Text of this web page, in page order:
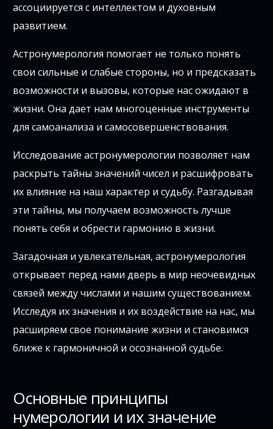
ассоциируется с интеллектом и духовным
развитием.
Астронумерология помогает не только понять
свои сильные и слабые стороны, но и предсказать
возможности и вызовы, которые нас ожидают в
жизни. Она дает нам многоценные инструменты
для самоанализа и самосовершенствования.
Исследование астронумерологии позволяет нам
раскрыть тайны значений чисел и расшифровать
их влияние на наш характер и судьбу. Разгадывая
эти тайны, мы получаем возможность лучше
понять себя и обрести гармонию в жизни.
Загадочная и увлекательная, астронумерология
открывает перед нами дверь в мир неочевидных
связей между числами и нашим существованием.
Исследуя их значения и их воздействие на нас, мы
расширяем свое понимание жизни и становимся
ближе к гармоничной и осознанной судьбе.
Основные принципы
нумерологии и их значение